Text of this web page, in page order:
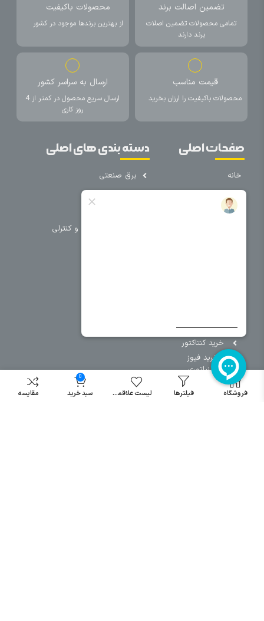
تضمین اصالت برند
تمامی محصولات تضمین اصلات
برند دارند
محصولات باکیفیت
از بهترین برندها موجود در کشور
قیمت مناسب
محصولات باکیفیت را ارزان بخرید
ارسال به سراسر کشور
ارسال سریع محصول در کمتر از 4
روز کاری
صفحات اصلی
خانه
درباره ما
دسته بندی های اصلی
برق صنعتی
اتوماسیون
تجهیزات حفاظتی و کنترلی
خرید کلید اتومات
خرید کنتاکتور
خرید فیوز
مینیاتوری
خرید میکرو
سوئیچ
فروشگاه فیلترها لیست علاقمندی
0
سبد خرید مقایسه